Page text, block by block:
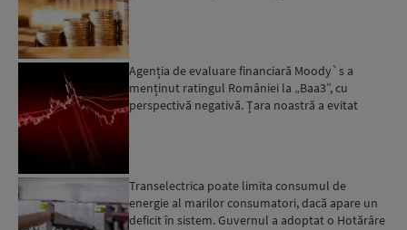
Agenția de evaluare financiară Moody`s a
menținut ratingul României la „Baa3”, cu
perspectivă negativă. Țara noastră a evitat
Transelectrica poate limita consumul de
energie al marilor consumatori, dacă apare un
deficit în sistem. Guvernul a adoptat o Hotărâre